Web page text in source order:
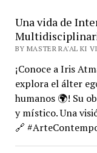
Una vida de
BY MASTER RA'AL KI
¡Conoce a Iris
explora el álter
humanos 🌍! Su
y místico. Una
🔗